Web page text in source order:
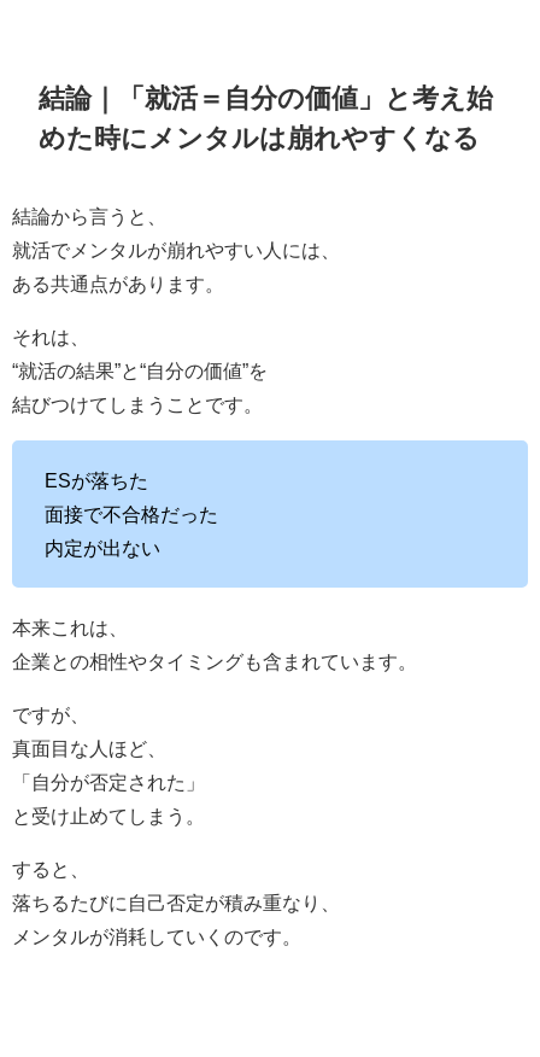
結論｜「就活＝自分の価値」と考え始
めた時にメンタルは崩れやすくなる
結論から言うと、
就活でメンタルが崩れやすい人には、
ある共通点があります。
それは、
“就活の結果”と“自分の価値”を
結びつけてしまうことです。
ESが落ちた
面接で不合格だった
内定が出ない
本来これは、
企業との相性やタイミングも含まれています。
ですが、
真面目な人ほど、
「自分が否定された」
と受け止めてしまう。
すると、
落ちるたびに自己否定が積み重なり、
メンタルが消耗していくのです。